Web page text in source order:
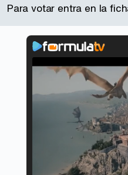
Para votar entra en la